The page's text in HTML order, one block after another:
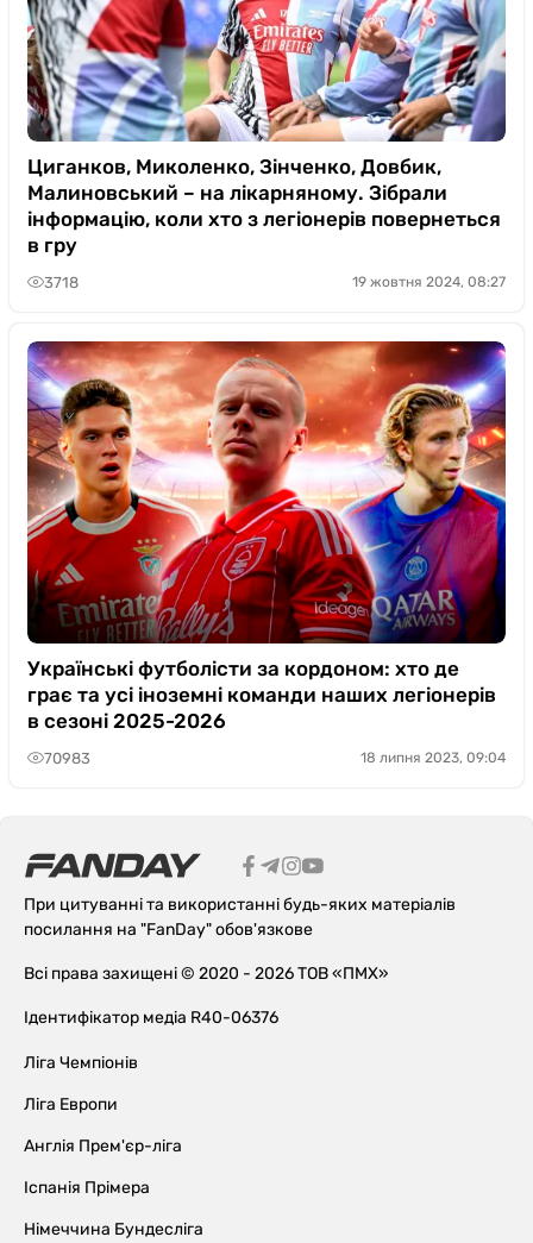
Циганков, Миколенко, Зінченко, Довбик,
Малиновський – на лікарняному. Зібрали
інформацію, коли хто з легіонерів повернеться
в гру
3718 19 жовтня 2024, 08:27
Українські футболісти за кордоном: хто де
грає та усі іноземні команди наших легіонерів
в сезоні 2025-2026
70983 18 липня 2023, 09:04
При цитуванні та використанні будь-яких матеріалів
посилання на "FanDay" обов'язкове
Всі права захищені © 2020 - 2026 ТОВ «ПМХ»
Ідентифікатор медіа R40-06376
Ліга Чемпіонів
Ліга Европи
Англія Прем'єр-ліга
Іспанія Прімера
Німеччина Бундесліга